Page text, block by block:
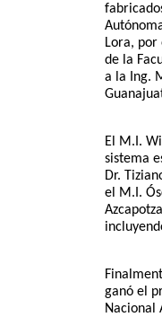
Lora, por
de la
a la Ing.
El M.I.
sistema
Dr.
el M.I.
ganó el
Nacional